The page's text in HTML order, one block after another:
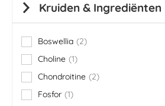
Kruiden & Ingrediënten
Boswellia 2
items
Choline 1
item
Chondroitine
2
items
Fosfor 1
item